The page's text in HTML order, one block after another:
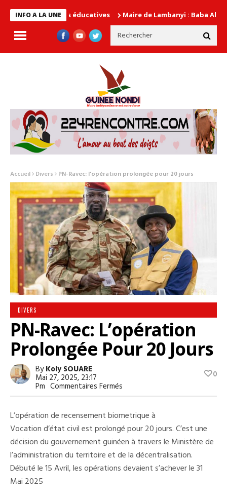
INFO A LA UNE
autorités éducatives Maire de Lambanyi : Baba Alimou Barry
Accueil Divers PN-Ravec: l’opération prolongée pour 20 jours
DIVERS
PN-Ravec: L’opération
Prolongée Pour 20 Jours
ByKoly SOUARE
Mai 27, 2025, 23:17
Pm Commentaires Fermés
PN-
L’opération
Prolongée
Pour
20
Jours
0
L’opération de recensement biometrique à
Vocation d’état civil est prolongé pour 20 jours. C’est une
décision du gouvernement guinéen à travers le Ministère de
l’administration du territoire et de la décentralisation.
Débuté le 15 Avril, les opérations devaient s’achever le 31
Mai 2025